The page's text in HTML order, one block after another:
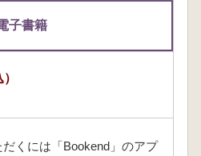
子書籍
くには「Bookend」のアプ